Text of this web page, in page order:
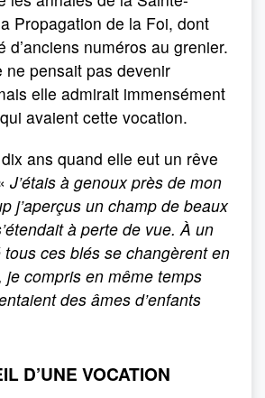
Propagation de la Foi, dont
d’anciens numéros au grenier.
ne pensait pas devenir
elle admirait immensément
avaient cette vocation.
ans quand elle eut un rêve
J’étais à genoux près de mon
j’aperçus un champ de beaux
à perte de vue. À un
ces blés se changèrent en
je compris en même temps
des âmes d’enfants
D’UNE VOCATION